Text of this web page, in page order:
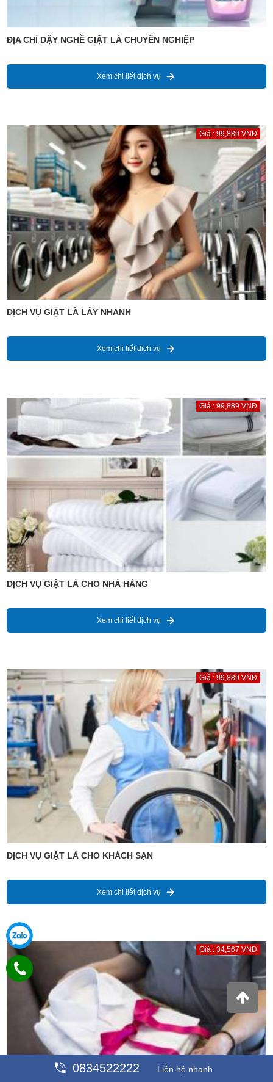
ĐỊA CHỈ DẬY NGHỀ GIẶT LÀ CHUYÊN NGHIỆP
Xem chi tiết dịch vụ
Giá : 99,889 VNĐ
DỊCH VỤ GIẶT LÀ LẤY NHANH
Xem chi tiết dịch vụ
Giá : 99,889 VNĐ
DỊCH VỤ GIẶT LÀ CHO NHÀ HÀNG
Xem chi tiết dịch vụ
Giá : 99,889 VNĐ
DỊCH VỤ GIẶT LÀ CHO KHÁCH SẠN
Xem chi tiết dịch vụ
Giá : 34,567 VNĐ
0834522222 Liên hệ nhanh